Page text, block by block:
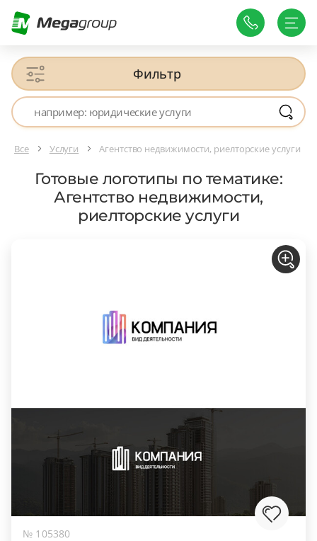
Фильтр
Все Услуги Агентство недвижимости, риелторские услуги
Готовые логотипы по тематике:
Агентство недвижимости,
риелторские услуги
№ 105380